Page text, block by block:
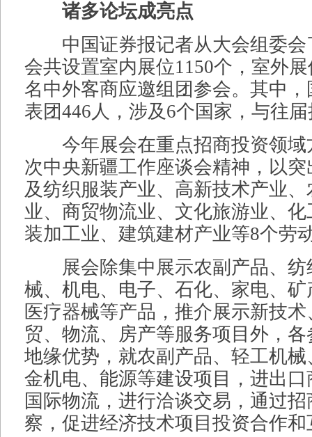
诸多论坛成亮点
中国证券报记者从大会组委会
会共设置室内展位1150个，室外展
名中外客商应邀组团参会。其中
表团446人，涉及6个国家，与往
今年展会在重点招商投资领域
次中央新疆工作座谈会精神，以
及纺织服装产业、高新技术产业
业、商贸物流业、文化旅游业、
装加工业、建筑建材产业等8个劳
展会除集中展示农副产品、纺
械、机电、电子、石化、家电、
医疗器械等产品，推介展示新技
贸、物流、房产等服务项目外，
地缘优势，就农副产品、轻工机
金机电、能源等建设项目，进出
国际物流，进行洽谈交易，通过
察，促进经济技术项目投资合作